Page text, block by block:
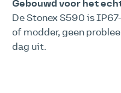
Gebouwd voor het
De Stonex S590 is
of modder, geen
dag uit.